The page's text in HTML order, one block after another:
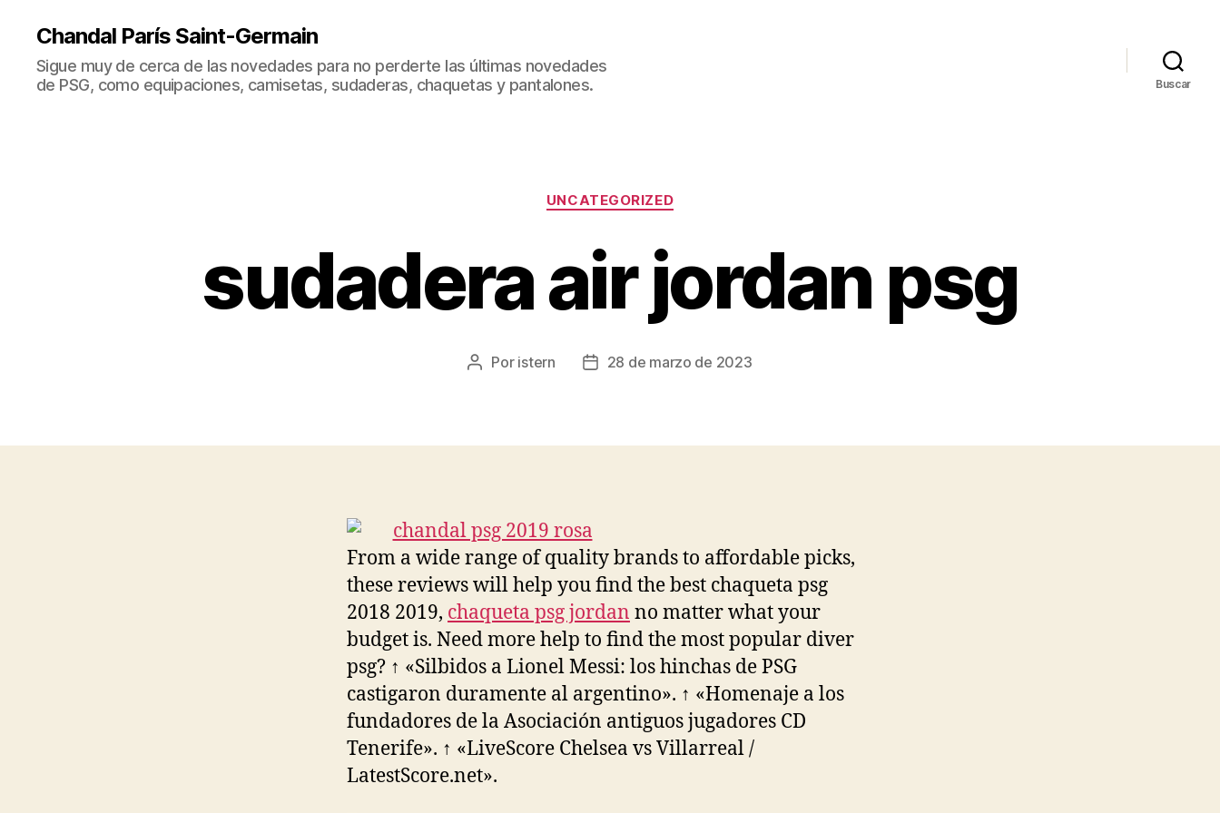
Chandal París Saint-Germain
Sigue muy de cerca de las novedades para no perderte las últimas novedades
de PSG, como equipaciones, camisetas, sudaderas, chaquetas y pantalones.
Buscar
Categorías
UNCATEGORIZED
sudadera air jordan psg
Autor
Por istern
Fecha28 de marzo de 2023
From a wide range of quality brands to affordable picks,
these reviews will help you find the best chaqueta psg
2018 2019, chaqueta psg jordan no matter what your
budget is. Need more help to find the most popular diver
psg? ↑ «Silbidos a Lionel Messi: los hinchas de PSG
castigaron duramente al argentino». ↑ «Homenaje a los
fundadores de la Asociación antiguos jugadores CD
Tenerife». ↑ «LiveScore Chelsea vs Villarreal /
LatestScore.net».